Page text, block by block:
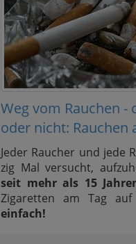
Weg vom Rauchen -
oder nicht: Rauchen
Jeder Raucher und jede
zig Mal versucht,
seit mehr als 15
Zigaretten am Tag
einfach!